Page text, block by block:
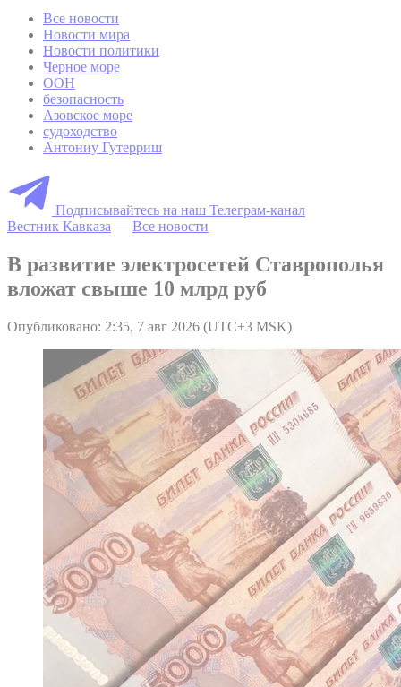
Все новости
Новости мира
Новости политики
Черное море
ООН
безопасность
Азовское море
судоходство
Антониу Гутерриш
Подписывайтесь на наш Телеграм-канал
Вестник Кавказа — Все новости
В развитие электросетей Ставрополья
вложат свыше 10 млрд руб
Опубликовано: 2:35, 7 авг 2026 (UTC+3 MSK)